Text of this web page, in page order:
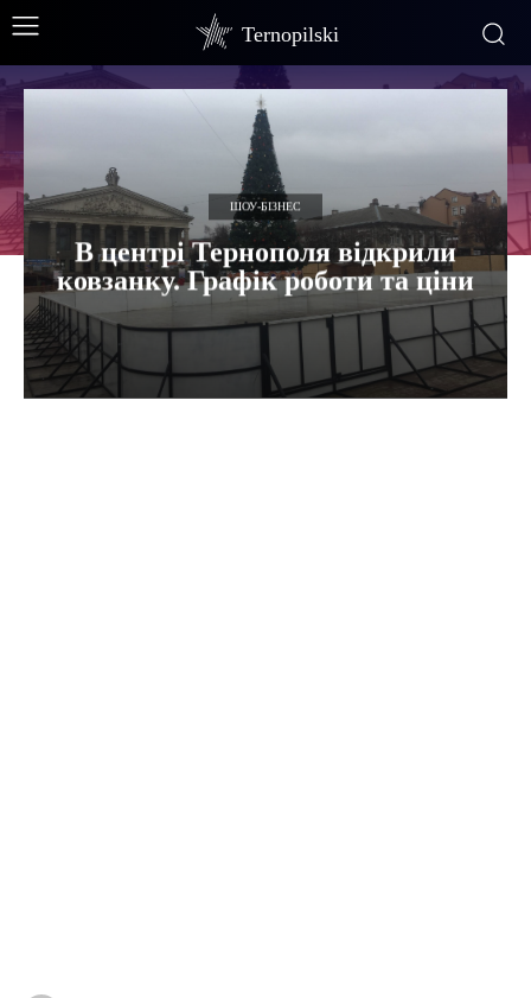
Ternopilski
ШОУ-БІЗНЕС
В центрі Тернополя відкрили
ковзанку. Графік роботи та ціни